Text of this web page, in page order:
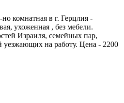
в г. Герцлия -
ухоженная , без мебели.
Израиля, семейных пар,
уезжающих на работу. Цена - 2200